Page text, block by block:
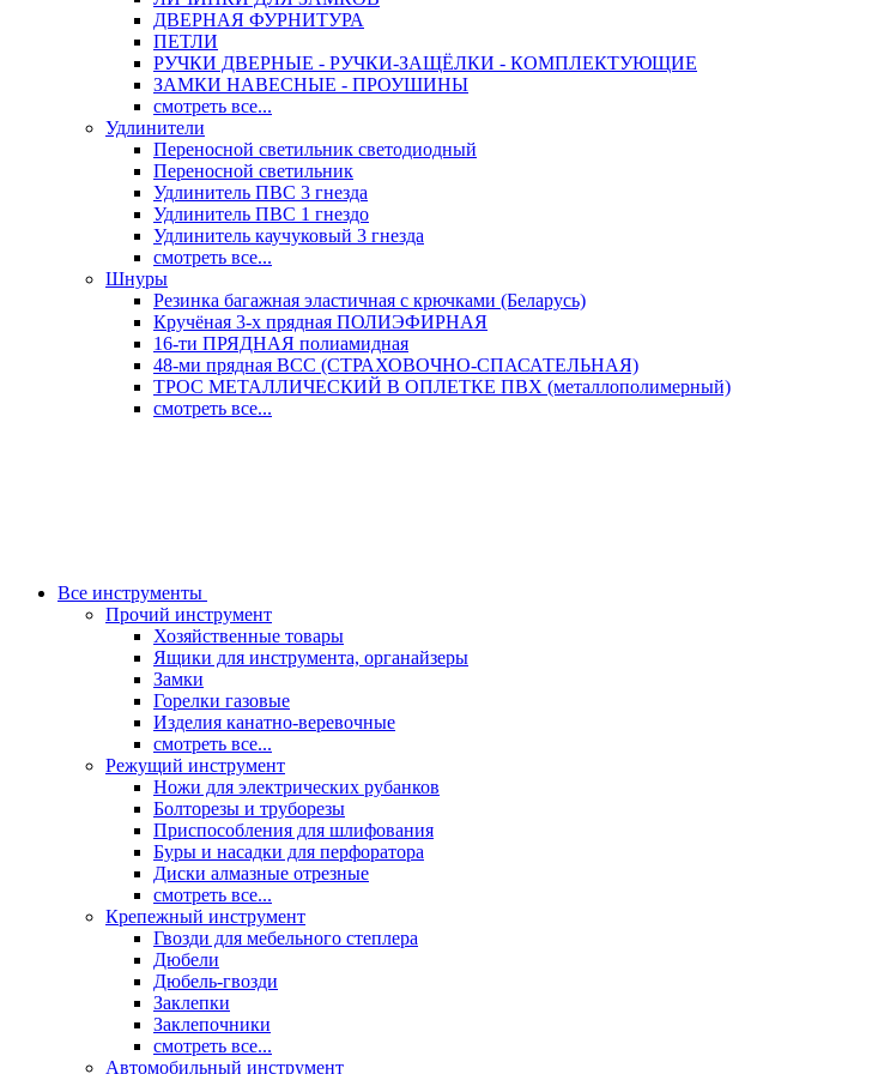
ДВЕРНАЯ ФУРНИТУРА
ПЕТЛИ
РУЧКИ ДВЕРНЫЕ - РУЧКИ-ЗАЩЁЛКИ - КОМПЛЕКТУЮЩИЕ
ЗАМКИ НАВЕСНЫЕ - ПРОУШИНЫ
смотреть все...
Удлинители
Переносной светильник светодиодный
Переносной светильник
Удлинитель ПВС 3 гнезда
Удлинитель ПВС 1 гнездо
Удлинитель каучуковый 3 гнезда
смотреть все...
Шнуры
Резинка багажная эластичная с крючками (Беларусь)
Кручёная 3-х прядная ПОЛИЭФИРНАЯ
16-ти ПРЯДНАЯ полиамидная
48-ми прядная ВСС (СТРАХОВОЧНО-СПАСАТЕЛЬНАЯ)
ТРОС МЕТАЛЛИЧЕСКИЙ В ОПЛЕТКЕ ПВХ (металлополимерный)
смотреть все...
Все инструменты
Прочий инструмент
Хозяйственные товары
Ящики для инструмента, органайзеры
Замки
Горелки газовые
Изделия канатно-веревочные
смотреть все...
Режущий инструмент
Ножи для электрических рубанков
Болторезы и труборезы
Приспособления для шлифования
Буры и насадки для перфоратора
Диски алмазные отрезные
смотреть все...
Крепежный инструмент
Гвозди для мебельного степлера
Дюбели
Дюбель-гвозди
Заклепки
Заклепочники
смотреть все...
Автомобильный инструмент